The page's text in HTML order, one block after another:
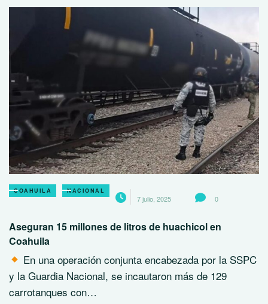
COAHUILA NACIONAL
7 julio, 2025 0
Aseguran 15 millones de litros de huachicol en
Coahuila
En una operación conjunta encabezada por la SSPC
y la Guardia Nacional, se incautaron más de 129
carrotanques con…